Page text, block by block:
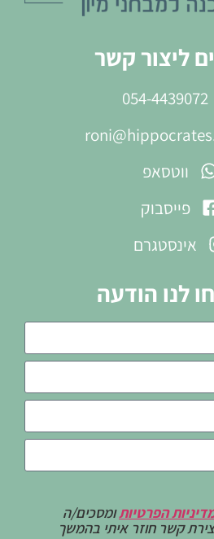
ליצור קשר
054-4439072
ווטסאפ
פייסבוק
אינסטגרם
לנו הודעה
הפרטיותומסכים/ה
קשר חוזר איתי בהמשך